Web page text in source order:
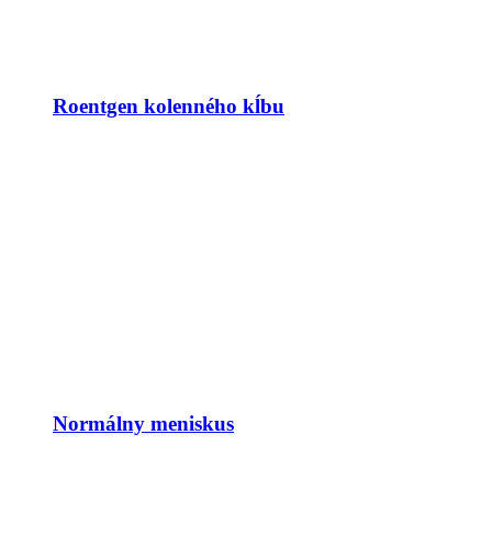
Roentgen kolenného kĺbu
Normálny meniskus